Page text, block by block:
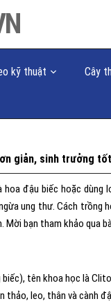
kỹ thuật Cây
giản, sinh trưởng
hoa đậu biếc hoặc
ung thư. Cách
Mời bạn tham khảo qua
tên khoa học là
leo, thân và cành